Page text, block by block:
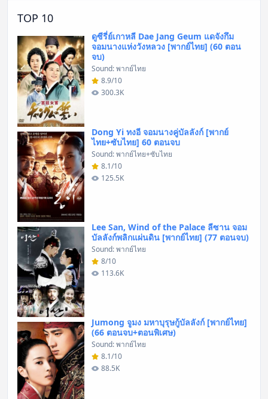
TOP 10
ดูซีรี่ย์เกาหลี Dae Jang Geum แดจังกึม
จอมนางแห่งวังหลวง [พากย์ไทย] (60 ตอน
จบ)
Sound: พากย์ไทย
8.9/10
300.3K
Dong Yi ทงอี จอมนางคู่บัลลังก์ [พากย์
ไทย+ซับไทย] 60 ตอนจบ
Sound: พากย์ไทย+ซับไทย
8.1/10
125.5K
Lee San, Wind of the Palace ลีซาน จอม
บัลลังก์พลิกแผ่นดิน [พากย์ไทย] (77 ตอนจบ)
Sound: พากย์ไทย
8/10
113.6K
Jumong จูมง มหาบุรุษกู้บัลลังก์ [พากย์ไทย]
(66 ตอนจบ+ตอนพิเศษ)
Sound: พากย์ไทย
8.1/10
88.5K